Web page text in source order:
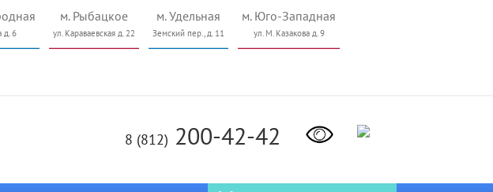
д. 6
м. Рыбацкое
ул. Караваевская д. 22
м. Удельная
Земский пер., д. 11
м. Юго-Западная
ул. М. Казакова д. 9
8 (812) 200-42-42